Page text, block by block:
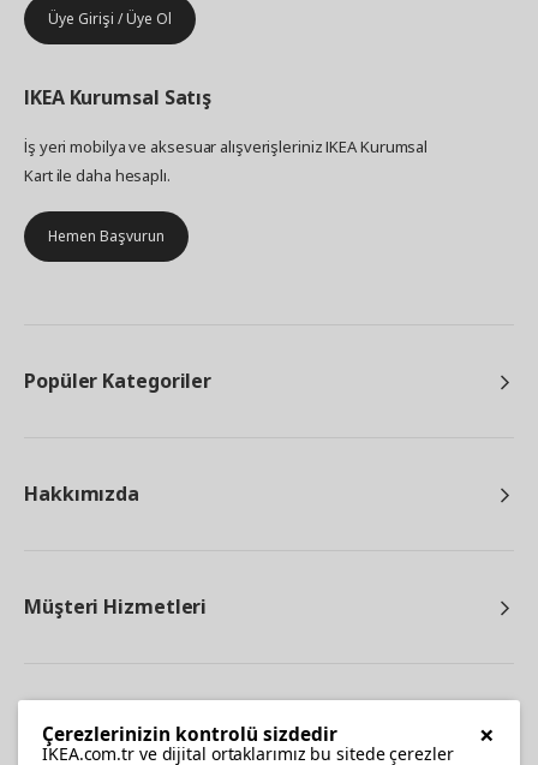
Üye Girişi / Üye Ol
IKEA Kurumsal Satış
İş yeri mobilya ve aksesuar alışverişleriniz IKEA Kurumsal
Kart ile daha hesaplı.
Hemen Başvurun
Popüler Kategoriler
Hakkımızda
Müşteri Hizmetleri
×
Çerezlerinizin kontrolü sizdedir
IKEA.com.tr ve dijital ortaklarımız bu sitede çerezler